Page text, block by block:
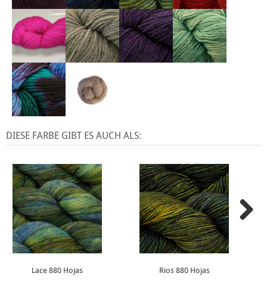
DIESE FARBE GIBT ES AUCH ALS:
Lace 880 Hojas Rios 880 Hojas